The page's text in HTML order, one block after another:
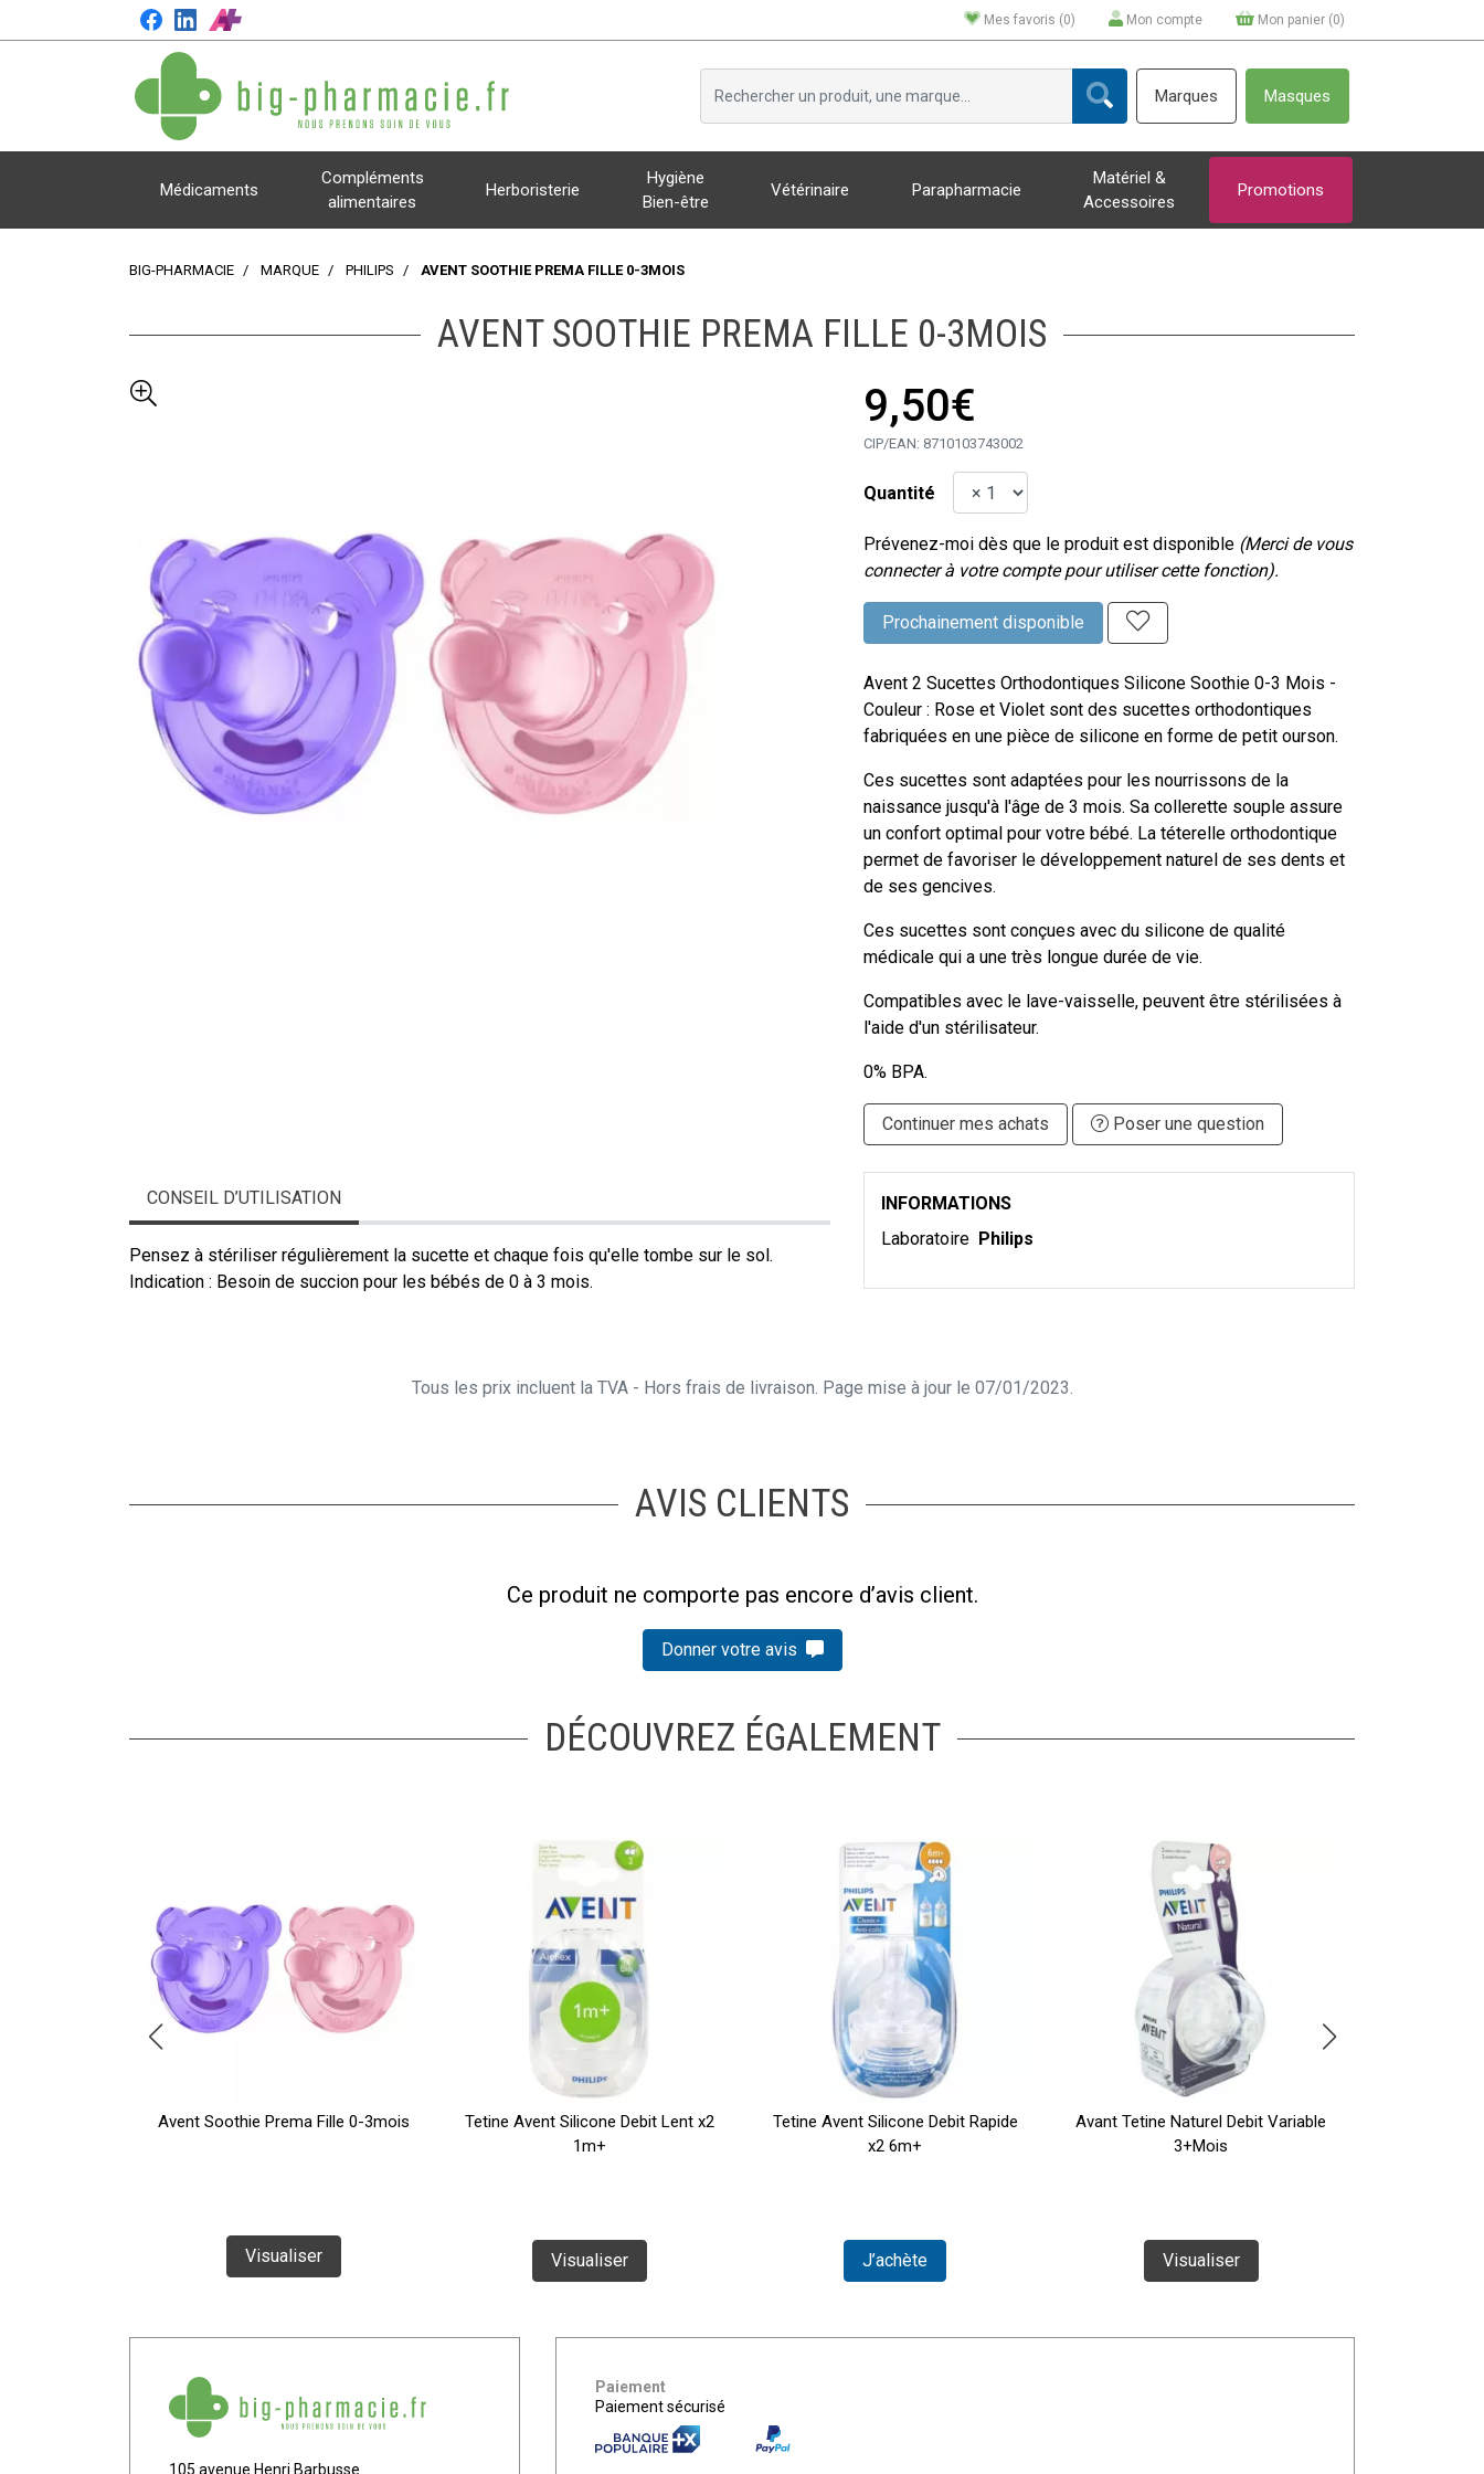
Mes favoris (0) Mon compte Mon panier (0)
Marques Masques
Médicaments
Compléments
alimentaires
Herboristerie
Hygiène
Bien-être
Vétérinaire Parapharmacie
Matériel &
Accessoires
Promotions
BIG-PHARMACIE MARQUE PHILIPS AVENT SOOTHIE PREMA FILLE 0-3MOIS
AVENT SOOTHIE PREMA FILLE 0-3MOIS
9,50€
CIP/EAN: 8710103743002
Quantité
Prévenez-moi dès que le produit est disponible (Merci de vous
connecter à votre compte pour utiliser cette fonction).
Prochainement disponible
Avent 2 Sucettes Orthodontiques Silicone Soothie 0-3 Mois -
Couleur : Rose et Violet sont des sucettes orthodontiques
fabriquées en une pièce de silicone en forme de petit ourson.
Ces sucettes sont adaptées pour les nourrissons de la
naissance jusqu'à l'âge de 3 mois. Sa collerette souple assure
un confort optimal pour votre bébé. La téterelle orthodontique
permet de favoriser le développement naturel de ses dents et
de ses gencives.
Ces sucettes sont conçues avec du silicone de qualité
médicale qui a une très longue durée de vie.
Compatibles avec le lave-vaisselle, peuvent être stérilisées à
l'aide d'un stérilisateur.
0% BPA.
Continuer mes achats Poser une question
CONSEIL D’UTILISATION
Pensez à stériliser régulièrement la sucette et chaque fois qu'elle tombe sur le sol.
Indication : Besoin de succion pour les bébés de 0 à 3 mois.
INFORMATIONS
Laboratoire Philips
Tous les prix incluent la TVA - Hors frais de livraison. Page mise à jour le 07/01/2023.
AVIS CLIENTS
Ce produit ne comporte pas encore d’avis client.
Donner votre avis
DÉCOUVREZ ÉGALEMENT
Avent Soothie Prema Fille 0-3mois
Visualiser
Tetine Avent Silicone Debit Lent x2
1m+
Visualiser
Tetine Avent Silicone Debit Rapide
x2 6m+
J’achète
Avant Tetine Naturel Debit Variable
3+Mois
Visualiser
105 avenue Henri Barbusse
Paiement
Paiement sécurisé